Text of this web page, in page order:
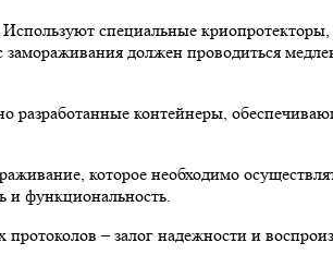
специальные
должен проводиться
разработанные контейнеры,
которое необходимо
и функциональность.
– залог надежности и